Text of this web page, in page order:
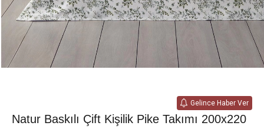
Gelince Haber Ver
Natur Baskılı Çift Kişilik Pike Takımı 200x220